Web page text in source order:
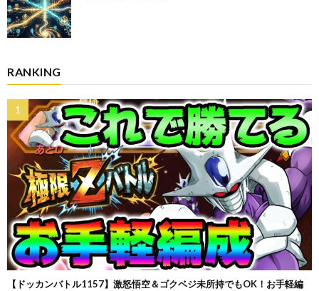
RANKING
【ドッカンバトル1157】激怒悟空＆ゴクベジ未所持でもOK！お手軽編